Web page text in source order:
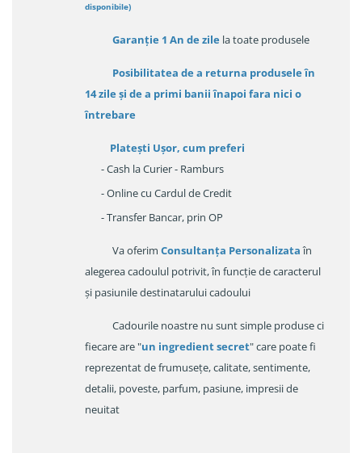
disponibile)
Garanție 1 An de zile la toate produsele
Posibilitatea de a returna produsele în
14 zileși de a primi banii înapoi fara nici o
întrebare
Platești Ușor, cum preferi
- Cash la Curier - Ramburs
- Online cu Cardul de Credit
- Transfer Bancar, prin OP
Va oferim Consultanța Personalizataîn
alegerea cadoulul potrivit, în funcție de caracterul
și pasiunile destinatarului cadoului
Cadourile noastre nu sunt simple produse ci
fiecare are "un ingredient secret" care poate fi
reprezentat de frumusețe, calitate, sentimente,
detalii, poveste, parfum, pasiune, impresii de
neuitat